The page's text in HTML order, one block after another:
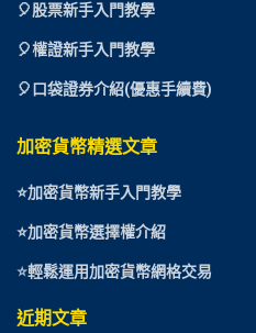
🎈股票新手入門教學
🎈權證新手入門教學
🎈口袋證券介紹(優惠手續費)
加密貨幣精選文章
⭐加密貨幣新手入門教學
⭐加密貨幣選擇權介紹
⭐輕鬆運用加密貨幣網格交易
近期文章